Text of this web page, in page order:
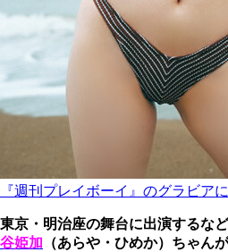
『週刊プレイボーイ』のグラビア
東京・明治座の舞台に出演するな
谷姫加 （あらや・ひめか）ちゃん